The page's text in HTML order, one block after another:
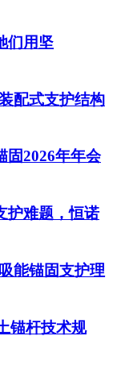
们用坚
配式支护结构
2026年年会
难题，恒诺
能锚固支护理
锚杆技术规